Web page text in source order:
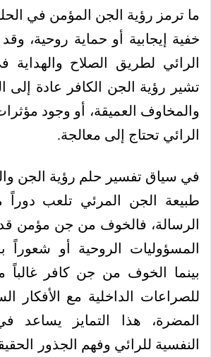
ما ترمز رؤية الجن المؤمن في
خفية إيجابية أو حماية روحية،
الرائي لطريق الصلاح والهداية
تشير رؤية الجن الكافر عادة إلى
والمخاوف العميقة، أو وجود
الرائي تحتاج إلى معالجة.
في سياق تفسير حلم رؤية الجن
طبيعة الجن المرئي تلعب
الرسالة، فالخوف من جن مؤمن
المسؤوليات الروحية أو شعوراً
بينما الخوف من جن كافر غالباً
للصراعات الداخلية مع الأفكار
المضرة، هذا التمايز يساعد
النفسية للرائي وفهم الجذور